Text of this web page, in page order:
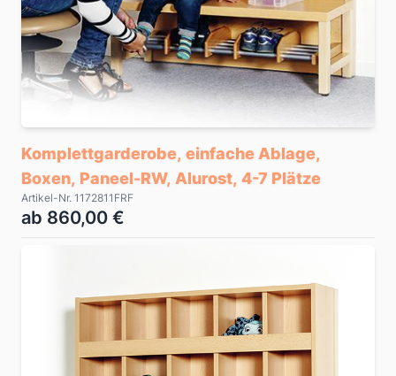
Komplettgarderobe, einfache Ablage,
Boxen, Paneel-RW, Alurost, 4-7 Plätze
Artikel-Nr. 1172811FRF
ab 860,00 €